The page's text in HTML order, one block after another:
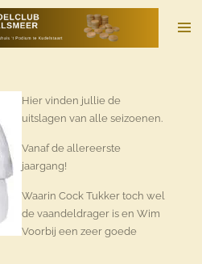
Hier vinden jullie de
uitslagen van alle seizoenen.
Vanaf de allereerste
jaargang!
Waarin Cock Tukker toch wel
de vaandeldrager is en Wim
Voorbij een zeer goede